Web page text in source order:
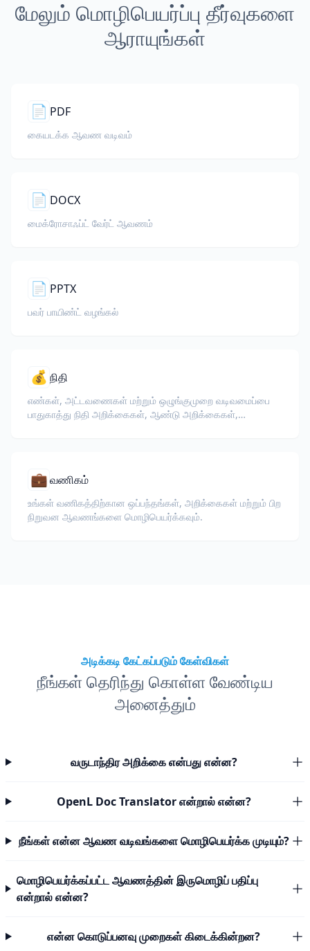
மேலும் மொழிபெயர்ப்பு தீர்வுகளை
ஆராயுங்கள்
📄 PDF
கையடக்க ஆவண வடிவம்
📄 DOCX
மைக்ரோசாஃப்ட் வேர்ட் ஆவணம்
📄 PPTX
பவர் பாயிண்ட் வழங்கல்
💰 நிதி
எண்கள், அட்டவணைகள் மற்றும் ஒழுங்குமுறை வடிவமைப்பை
பாதுகாத்து நிதி அறிக்கைகள், ஆண்டு அறிக்கைகள்,
💼வணிகம்
உங்கள் வணிகத்திற்கான ஒப்பந்தங்கள், அறிக்கைகள் மற்றும் பிற
நிறுவன ஆவணங்களை மொழிபெயர்க்கவும்.
அடிக்கடி கேட்கப்படும் கேள்விகள்
நீங்கள் தெரிந்து கொள்ள வேண்டிய
அனைத்தும்
வருடாந்திர அறிக்கை என்பது என்ன?
OpenL Doc Translator என்றால் என்ன?
நீங்கள் என்ன ஆவண வடிவங்களை மொழிபெயர்க்க முடியும்?
மொழிபெயர்க்கப்பட்ட ஆவணத்தின் இருமொழிப் பதிப்பு
என்றால் என்ன?
என்ன கொடுப்பனவு முறைகள் கிடைக்கின்றன?